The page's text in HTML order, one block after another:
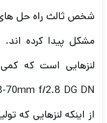
شخص ثالث راه حل های
مشکل پیدا کرده اند.
لنزهایی است که
از اینکه لنزهایی که